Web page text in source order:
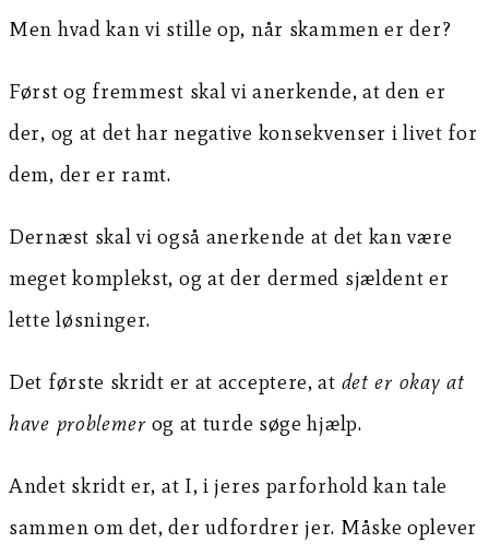
Men hvad kan vi stille op, når skammen er der?
Først og fremmest skal vi anerkende, at den er
der, og at det har negative konsekvenser i livet for
dem, der er ramt.
Dernæst skal vi også anerkende at det kan være
meget komplekst, og at der dermed sjældent er
lette løsninger.
Det første skridt er at acceptere, at det er okay at
have problemerog at turde søge hjælp.
Andet skridt er, at I, i jeres parforhold kan tale
sammen om det, der udfordrer jer. Måske oplever